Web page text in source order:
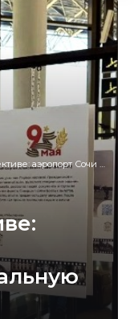
представил уникальную фотовыставку